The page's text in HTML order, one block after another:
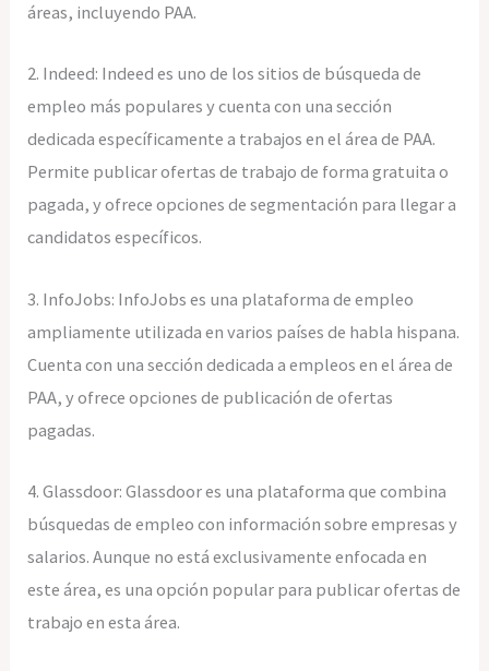
áreas, incluyendo PAA.
2. Indeed: Indeed es uno de los sitios de búsqueda de
empleo más populares y cuenta con una sección
dedicada específicamente a trabajos en el área de PAA.
Permite publicar ofertas de trabajo de forma gratuita o
pagada, y ofrece opciones de segmentación para llegar a
candidatos específicos.
3. InfoJobs: InfoJobs es una plataforma de empleo
ampliamente utilizada en varios países de habla hispana.
Cuenta con una sección dedicada a empleos en el área de
PAA, y ofrece opciones de publicación de ofertas
pagadas.
4. Glassdoor: Glassdoor es una plataforma que combina
búsquedas de empleo con información sobre empresas y
salarios. Aunque no está exclusivamente enfocada en
este área, es una opción popular para publicar ofertas de
trabajo en esta área.